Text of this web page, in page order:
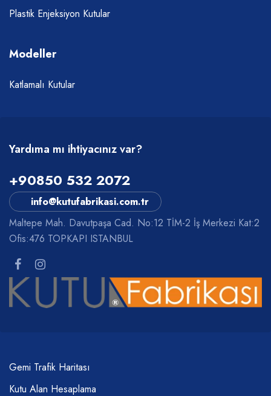
Plastik Enjeksiyon Kutular
Modeller
Katlamalı Kutular
Yardıma mı ihtiyacınız var?
+90850 532 2072
info@kutufabrikasi.com.tr
Maltepe Mah. Davutpaşa Cad. No:12 TİM-2 İş Merkezi Kat:2
Ofis:476 TOPKAPI ISTANBUL
Gemi Trafik Haritası
Kutu Alan Hesaplama